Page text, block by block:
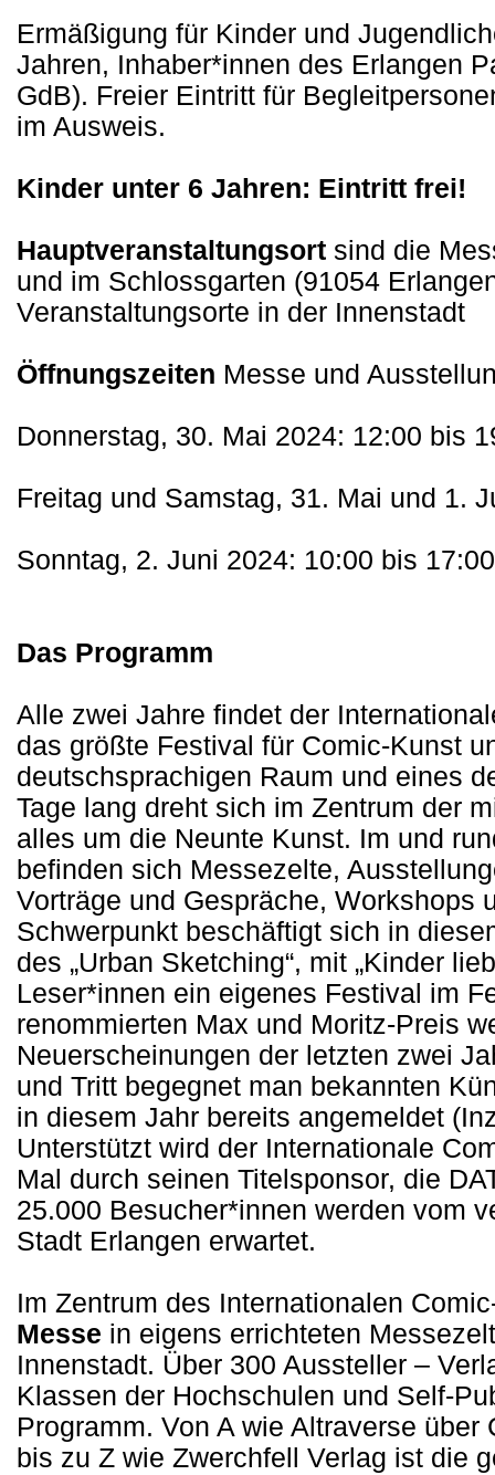
Ermäßigung für Kinder und
Jahren, Inhaber*innen des Erlangen
GdB). Freier Eintritt für
im Ausweis.
Kinder unter 6 Jahren: Eintritt frei!
Hauptveranstaltungsort sind die
und im Schlossgarten (91054
Veranstaltungsorte in der Innenstadt
Öffnungszeiten Messe und
Donnerstag, 30. Mai 2024: 12:00 bis
Freitag und Samstag, 31. Mai und 1.
Sonntag, 2. Juni 2024: 10:00 bis
Das Programm
Alle zwei Jahre findet der
das größte Festival für Comic-Kunst
deutschsprachigen Raum und eines
Tage lang dreht sich im Zentrum der
alles um die Neunte Kunst. Im und
befinden sich Messezelte,
Vorträge und Gespräche, Workshops
Schwerpunkt beschäftigt sich in
des „Urban Sketching“, mit „Kinder
Leser*innen ein eigenes Festival im
renommierten Max und Moritz-Preis
Neuerscheinungen der letzten zwei
und Tritt begegnet man bekannten
in diesem Jahr bereits angemeldet
Unterstützt wird der Internationale
Mal durch seinen Titelsponsor, die
25.000 Besucher*innen werden vom
Stadt Erlangen erwartet.
Im Zentrum des Internationalen
Messe in eigens errichteten
Innenstadt. Über 300 Aussteller –
Klassen der Hochschulen und Self-
Programm. Von A wie Altraverse
bis zu Z wie Zwerchfell Verlag ist die